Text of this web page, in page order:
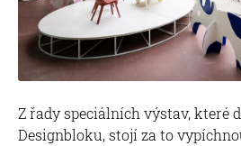
Z řady speciálních výstav, které
Designbloku, stojí za to